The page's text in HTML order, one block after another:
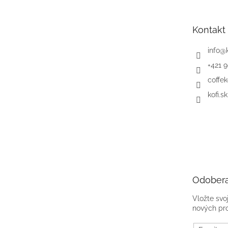
Kontakt
info@
+421
kofi.sk
Vložte
nových